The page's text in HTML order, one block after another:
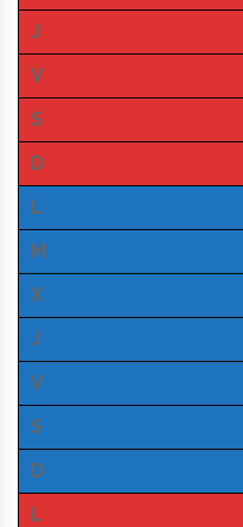
J
V
S
D
L
M
X
J
V
S
D
L